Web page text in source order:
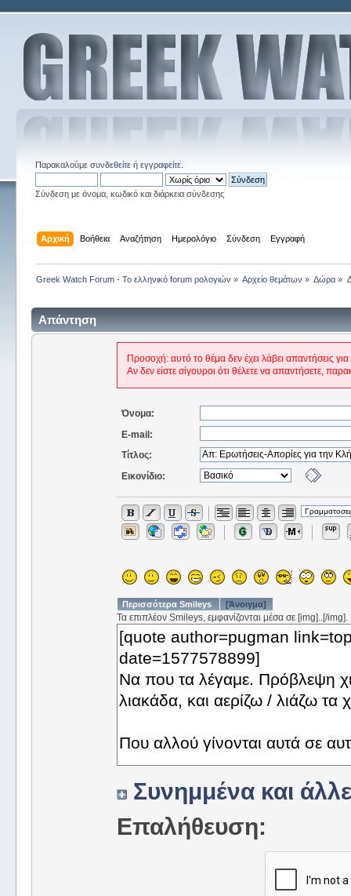
Παρακαλούμε συνδεθείτεή εγγραφείτε.
Σύνδεση με όνομα, κωδικό και διάρκεια σύνδεσης
Αρχική Βοήθεια Αναζήτηση Ημερολόγιο Σύνδεση Εγγραφή
Greek Watch Forum - Το ελληνικό forum ρολογιών » Αρχείο θεμάτων » Δώρα »
Απάντηση
Προσοχή: αυτό το θέμα δεν έχει λάβει απαντήσεις
Αν δεν είστε σίγουροι ότι θέλετε να απαντήσετε,
Όνομα:
E-mail:
Τίτλος:
Εικονίδιο:
Περισσότερα Smileys [Άνοιγμα]
Τα επιπλέον Smileys, εμφανίζονται μέσα σε [img]..[/img].
Συνημμένα και
Επαλήθευση: